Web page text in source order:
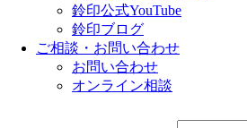
鈴印公式YouTube
鈴印ブログ
ご相談・お問い合わせ
お問い合わせ
オンライン相談